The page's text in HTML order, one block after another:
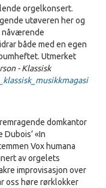
orgelkonsert.
utøveren her og
nåværende
både med en egen
Utmerket
- Klassisk
domkantor
«In
Vox humana
av orgelets
improvisasjon over
oss høre rørklokker